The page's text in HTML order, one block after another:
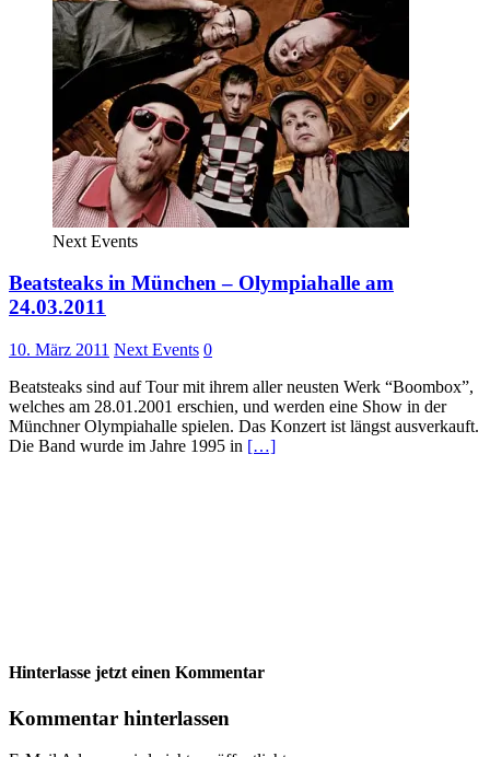
Next Events
Beatsteaks in München – Olympiahalle am
24.03.2011
10. März 2011 Next Events 0
Beatsteaks sind auf Tour mit ihrem aller neusten Werk “Boombox”,
welches am 28.01.2001 erschien, und werden eine Show in der
Münchner Olympiahalle spielen. Das Konzert ist längst ausverkauft.
Die Band wurde im Jahre 1995 in […]
Hinterlasse jetzt einen Kommentar
Kommentar hinterlassen